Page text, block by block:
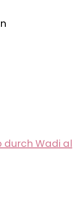
durch Wadi al